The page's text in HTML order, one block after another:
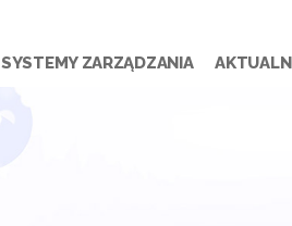
SYSTEMY ZARZĄDZANIA